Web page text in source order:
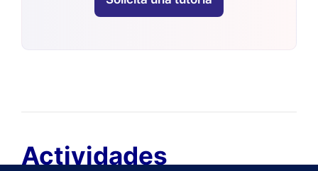
Actividades